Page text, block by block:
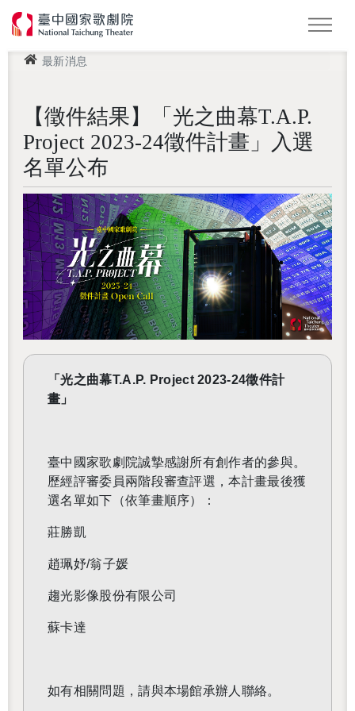
最新消息
【徵件結果】「光之曲幕T.A.P.
Project 2023-24徵件計畫」入選
名單公布
「光之曲幕T.A.P. Project 2023-24徵件計
畫」
臺中國家歌劇院誠摯感謝所有創作者的參與。
歷經評審委員兩階段審查評選，本計畫最後獲
選名單如下（依筆畫順序）：
莊勝凱
趙珮妤/翁子媛
趨光影像股份有限公司
蘇卡達
如有相關問題，請與本場館承辦人聯絡。